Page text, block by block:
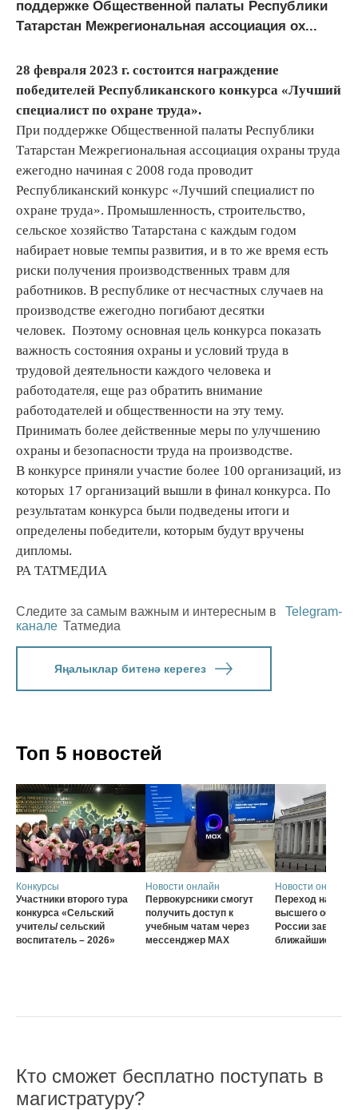
поддержке Общественной палаты Республики
Татарстан Межрегиональная ассоциация ох...
28 февраля 2023 г. состоится награждение
победителей Республиканского конкурса «Лучший
специалист по охране труда».
При поддержке Общественной палаты Республики
Татарстан Межрегиональная ассоциация охраны труда
ежегодно начиная с 2008 года проводит
Республиканский конкурс «Лучший специалист по
охране труда». Промышленность, строительство,
сельское хозяйство Татарстана с каждым годом
набирает новые темпы развития, и в то же время есть
риски получения производственных травм для
работников. В республике от несчастных случаев на
производстве ежегодно погибают десятки
человек. Поэтому основная цель конкурса показать
важность состояния охраны и условий труда в
трудовой деятельности каждого человека и
работодателя, еще раз обратить внимание
работодателей и общественности на эту тему.
Принимать более действенные меры по улучшению
охраны и безопасности труда на производстве.
В конкурсе приняли участие более 100 организаций, из
которых 17 организаций вышли в финал конкурса. По
результатам конкурса были подведены итоги и
определены победители, которым будут вручены
дипломы.
РА ТАТМЕДИА
Следите за самым важным и интересным в
Telegram-
канале Татмедиа
Яңалыклар битенә керегез
Топ 5 новостей
Конкурсы
Участники второго тура
конкурса «Сельский
учитель/ сельский
воспитатель – 2026»
Новости онлайн
Первокурсники смогут
получить доступ к
учебным чатам через
мессенджер MAX
Новости онлайн
Переход на
высшего
России
ближайшие три
Кто сможет бесплатно поступать в
магистратуру?